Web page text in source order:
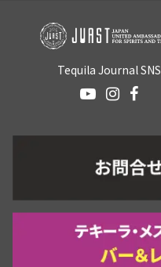
Tequila Journal SNS